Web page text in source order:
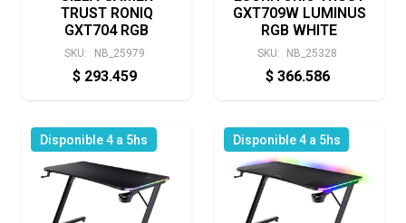
TRUST RONIQ
GXT704 RGB
SKU: NB_25979
$ 293.459
GXT709W LUMINUS
RGB WHITE
SKU: NB_25328
$ 366.586
Disponible 4 a 5hs Disponible 4 a 5hs